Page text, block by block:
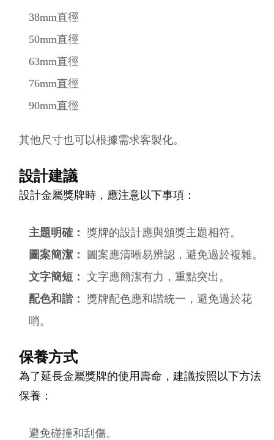
38mm直徑
50mm直徑
63mm直徑
76mm直徑
90mm直徑
其他尺寸也可以根據需求客製化。
設計建議
設計金屬獎牌時，應注意以下事項：
主題明確：
獎牌的設計應與頒獎主題相符。
圖案簡潔：
圖案應清晰易辨認，避免過於複雜。
文字簡短： 文字應簡潔有力，重點突出。
配色和諧：
獎牌配色應和諧統一，避免過於花
哨。
保養方式
為了延長金屬獎牌的使用壽命，建議按照以下方法
保養：
避免碰撞和刮傷。